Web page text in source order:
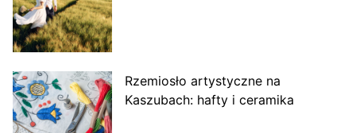
Rzemiosło artystyczne na
Kaszubach: hafty i ceramika